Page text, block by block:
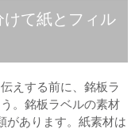
て紙とフィル
えする前に、銘板ラ
。銘板ラベルの素材
があります。紙素材は